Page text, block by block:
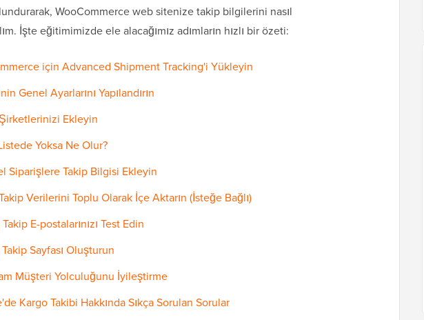
WooCommerce web sitenize takip bilgilerini nasıl
İşte eğitimimizde ele alacağımız adımların hızlı bir özeti:
için Advanced Shipment Tracking'i Yükleyin
Genel Ayarlarını Yapılandırın
Ekleyin
Yoksa Ne Olur?
Siparişlere Takip Bilgisi Ekleyin
Verilerini Toplu Olarak İçe Aktarın (İsteğe Bağlı)
E-postalarınızı Test Edin
Sayfası Oluşturun
Müşteri Yolculuğunu İyileştirme
Kargo Takibi Hakkında Sıkça Sorulan Sorular